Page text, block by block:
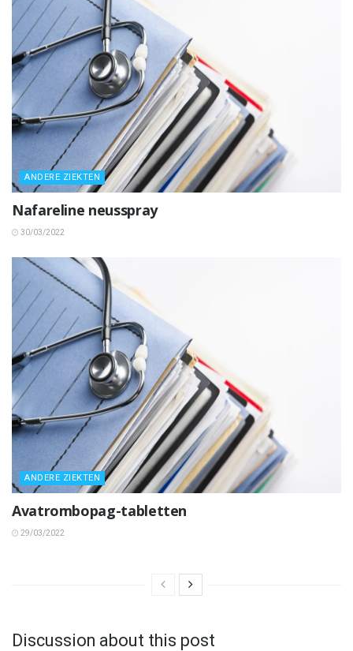
ANDERE ZIEKTEN
Nafareline neusspray
30/03/2022
ANDERE ZIEKTEN
Avatrombopag-tabletten
29/03/2022
Discussion about this post